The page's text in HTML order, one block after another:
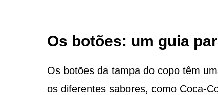
Os botões: um guia
Os botões da tampa do copo têm
os diferentes sabores, como Coca-